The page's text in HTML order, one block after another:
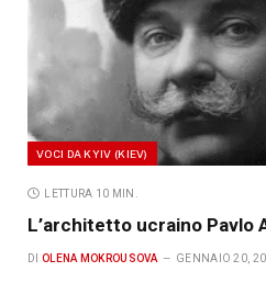
VOCI DA KYIV (KIEV)
LETTURA 10 MIN.
L’architetto ucraino Pavlo
DI OLENA MOKROUSOVA GENNAIO 20,